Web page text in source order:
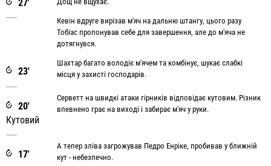
27'
Кевін вдруге вирізав м'яч на дальню штангу, цього разу
Тобіас пропонував себе для завершення, але до м'яча не
дотягнувся.
23'
Шахтар багато володіє м'ячем та комбінує, шукає слабкі
місця у захисті господарів.
20'
Кутовий
Серветт на швидкі атаки гірників відповідає кутовим. Різник
впевнено грає на виході і забирає м'яч у руки.
17'
А тепер зліва загрожував Педро Енріке, пробивав у ближній
кут - небезпечно.